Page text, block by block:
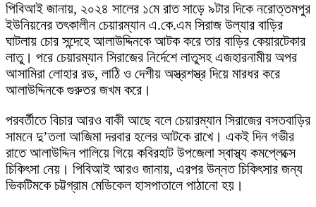
পিবিআই জানায়, ২০২৪ সালের ১মে রাত সাড়ে ৯টার দিকে নরোত্তমপুর
ইউনিয়নের তৎকালীন চেয়ারম্যান এ.কে.এম সিরাজ উল্যার বাড়ির
ঘাটলায় চোর সন্দেহে আলাউদ্দিনকে আটক করে তার বাড়ির কেয়ারটেকার
লাতু। পরে চেয়ারম্যান সিরাজের নির্দেশে লাতুসহ এজহারনামীয় অপর
আসামিরা লোহার রড, লাঠি ও দেশীয় অস্ত্রশস্ত্র দিয়ে মারধর করে
আলাউদ্দিনকে গুরুতর জখম করে।
পরবর্তীতে বিচার আরও বাকী আছে বলে চেয়ারম্যান সিরাজের বসতবাড়ির
সামনে দু’তলা আজিমা দরবার হলের আটকে রাখে। একই দিন গভীর
রাতে আলাউদ্দিন পালিয়ে গিয়ে কবিরহাট উপজেলা স্বাস্থ্য কমপ্লেক্সে
চিকিৎসা নেয়। পিবিআই আরও জানায়, এরপর উন্নত চিকিৎসার জন্য
ভিকটিমকে চট্টগ্রাম মেডিকেল হাসপাতালে পাঠানো হয়।